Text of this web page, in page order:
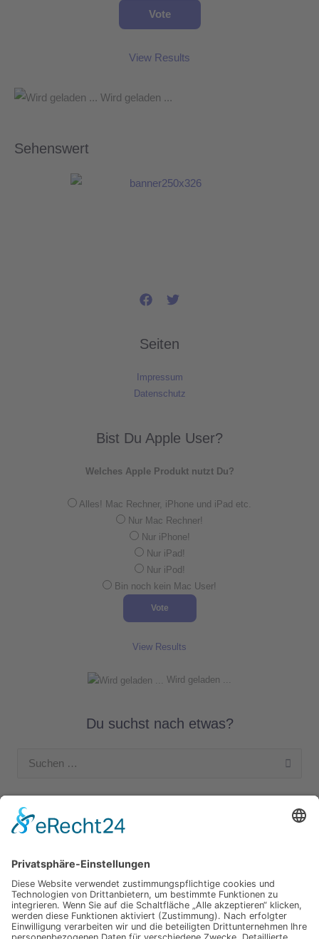
View Results
Wird geladen ...
Sehenswert
Seiten
Impressum
Datenschutz
Bist Du Apple User?
Welches Apple Produkt nutzt Du?
Alles! Mac Rechner, iPhone und iPad etc.
Nur Mac Rechner!
Nur iPhone!
Nur iPad!
Nur iPod!
Bin noch kein Mac User!
View Results
Wird geladen ...
Du suchst nach etwas?
Suchen
Unsere Kategorien
Apple Intern
Apple Software
Nützliches Apple Zubehör
Gut zu wissen
iPad und iPod